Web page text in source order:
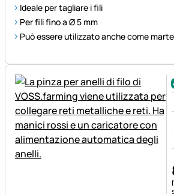
Ideale per tagliare i fili
Per fili fino a Ø 5 mm
Può essere utilizzato anche come